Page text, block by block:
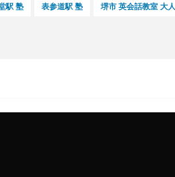
分
駅 塾 表参道駅 塾 堺市 英会話教室 大人